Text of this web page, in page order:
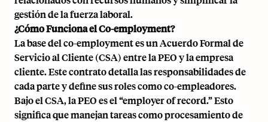
gestión de la fuerza laboral.
¿Cómo Funciona el Co-employment?
La base del co-employment es un Acuerdo Formal de
Servicio al Cliente (CSA) entre la PEO y la empresa
cliente. Este contrato detalla las responsabilidades de
cada parte y define sus roles como co-empleadores.
Bajo el CSA, la PEO es el “employer of record.” Esto
significa que manejan tareas como procesamiento de